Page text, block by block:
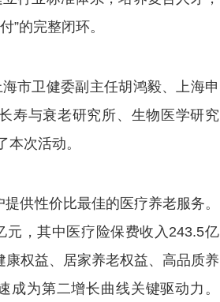
”的完整闭环。
市卫健委副主任胡鸿毅、上海申
寿与衰老研究所、生物医学研究
次活动。
供性价比最佳的医疗养老服务。
，其中医疗险保费收入243.5亿
权益、居家养老权益、高品质养
为第二增长曲线关键驱动力。